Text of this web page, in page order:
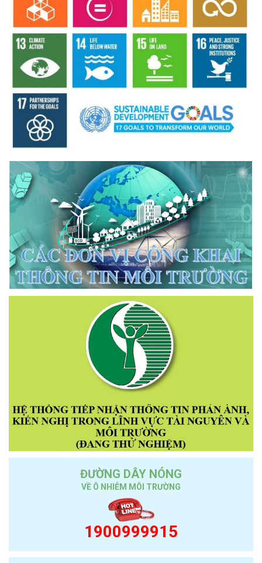
ĐƯỜNG DÂY NÓNG
VỀ Ô NHIỄM MÔI TRƯỜNG
1900999915